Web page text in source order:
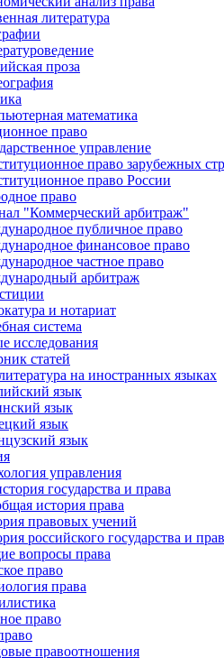
литература
проза
математика
право
управление
право зарубежных
право России
право
"Коммерческий арбитраж"
публичное право
финансовое право
частное право
арбитраж
и нотариат
система
исследования
статей
на иностранных языках
язык
язык
язык
язык
управления
государства и права
история права
правовых учений
российского государства и
вопросы права
право
права
право
правоотношения